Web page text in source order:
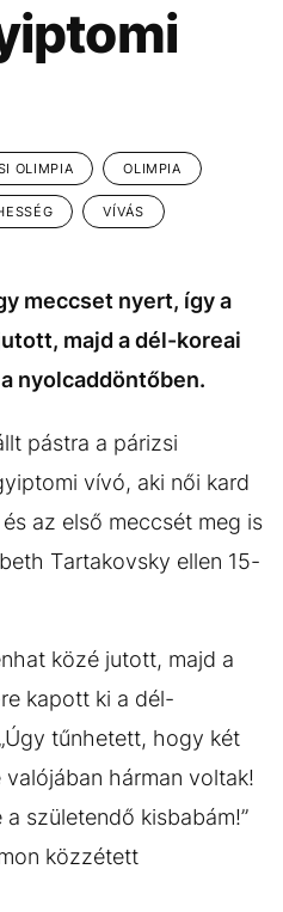
UTAZÁS
DESIGN
TÖRTÉNETEK
OLIMPIA OLIMPIA
VÍVÁS
meccset nyert, így a
majd a dél-koreai
nyolcaddöntőben.
pástra a párizsi
vívó, aki női kard
az első meccsét meg is
Tartakovsky ellen 15-
közé jutott, majd a
kapott ki a dél-
tűnhetett, hogy két
hárman voltak!
születendő kisbabám!”
közzétett